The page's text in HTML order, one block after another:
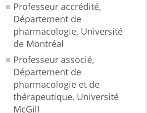
Professeur accrédité,
Département de
pharmacologie, Université
de Montréal
Professeur associé,
Département de
pharmacologie et de
thérapeutique, Université
McGill